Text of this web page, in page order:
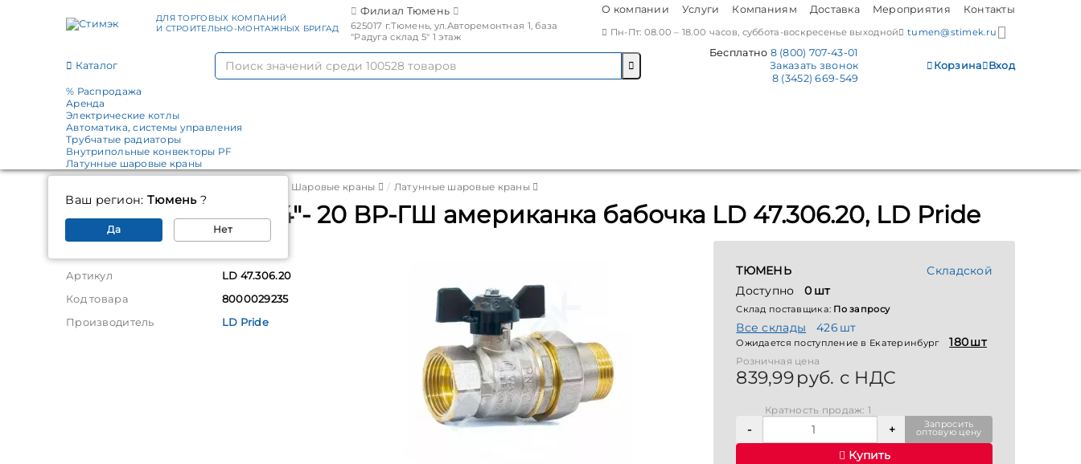
ДЛЯ ТОРГОВЫХ КОМПАНИЙ
И СТРОИТЕЛЬНО-МОНТАЖНЫХ БРИГАД
Филиал Тюмень
625017 г.Тюмень, ул.Авторемонтная 1, база
"Радуга склад 5" 1 этаж
Ваш регион: Тюмень?
Да Нет
О компании Услуги Компаниям Доставка Мероприятия Контакты
Пн-Пт: 08.00 – 18.00 часов, суббота-воскресенье выходной tumen@stimek.ru
Каталог
Бесплатно 8 (800) 707-43-01
Заказать звонок
8 (3452) 669-549
Корзина Вход
% Распродажа
Аренда
Электрические котлы
Автоматика, системы управления
Трубчатые радиаторы
Внутрипольные конвекторы PF
Латунные шаровые краны
Шаровые краны Латунные шаровые краны
Кран шаровой 3/4"- 20 ВР-ГШ американка бабочка LD 47.306.20, LD Pride
Артикул
LD 47.306.20
Код товара
8000029235
Производитель
LD Pride
Складской
ТЮМЕНЬ
Доступно0 шт
Склад поставщика: По запросу
Все склады 426 шт
Ожидается поступление в Екатеринбург 180 шт
Розничная цена
839,99 руб. с НДС
Кратность продаж: 1
Запросить
оптовую цену
Купить